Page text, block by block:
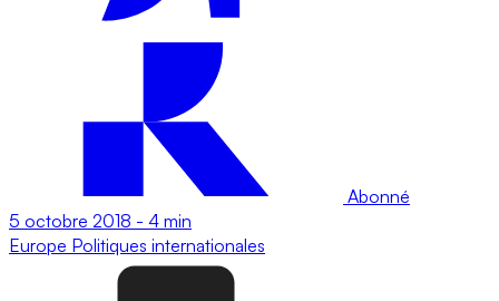
Abonné
5 octobre 2018 - 4 min
Europe Politiques internationales